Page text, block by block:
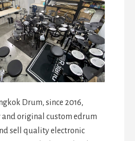
Drum, since 2016,
and original custom edrum
sell quality electronic